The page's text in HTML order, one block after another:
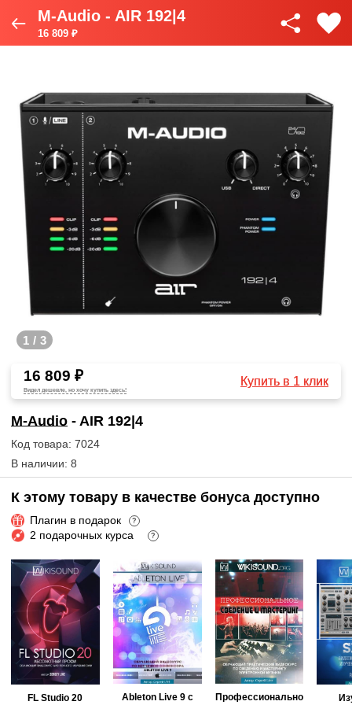
M-Audio - AIR 192|4
16 809 ₽
1 / 3
16 809 ₽
Видел дешевле, но хочу купить здесь!
Купить в 1 клик
M-Audio - AIR 192|4
Код товара: 7024
В наличии: 8
К этому товару в качестве бонуса доступно
Плагин в подарок ?
2 подарочных курса ?
FL Studio 20
Ableton Live 9 с
Профессионально